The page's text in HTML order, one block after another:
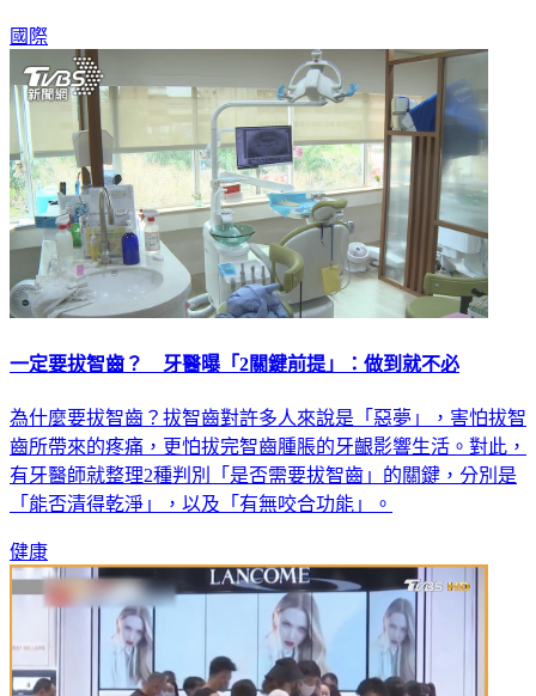
國際
一定要拔智齒？ 牙醫曝「2關鍵前提」：做到就不必
為什麼要拔智齒？拔智齒對許多人來說是「惡夢」，害怕拔智
齒所帶來的疼痛，更怕拔完智齒腫脹的牙齦影響生活。對此，
有牙醫師就整理2種判別「是否需要拔智齒」的關鍵，分別是
「能否清得乾淨」，以及「有無咬合功能」。
健康